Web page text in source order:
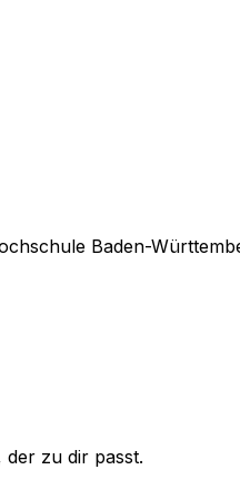
Baden-
zu dir passt.